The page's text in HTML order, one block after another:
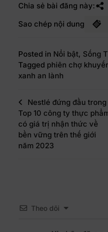
Chia sẻ bài đăng này:
Sao chép nội dung
Posted in Nổi bật, Sống
Tagged phiên chợ
xanh an lành
Nestlé đứng đầu trong
Top 10 công ty thực
có giá trị nhận thức về
bền vững trên thế giới
năm 2023
Theo dõi